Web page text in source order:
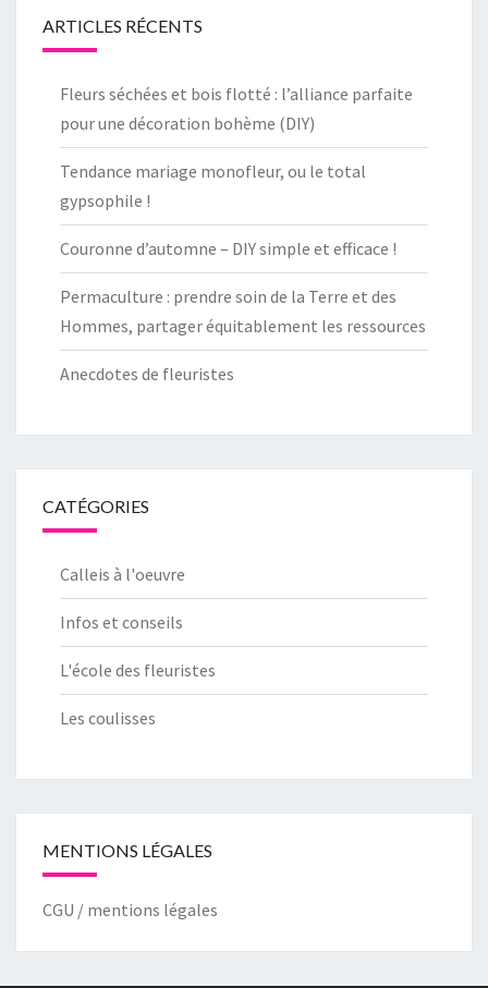
ARTICLES RÉCENTS
Fleurs séchées et bois flotté : l’alliance parfaite
pour une décoration bohème (DIY)
Tendance mariage monofleur, ou le total
gypsophile !
Couronne d’automne – DIY simple et efficace !
Permaculture : prendre soin de la Terre et des
Hommes, partager équitablement les ressources
Anecdotes de fleuristes
CATÉGORIES
Calleis à l'oeuvre
Infos et conseils
L'école des fleuristes
Les coulisses
MENTIONS LÉGALES
CGU / mentions légales